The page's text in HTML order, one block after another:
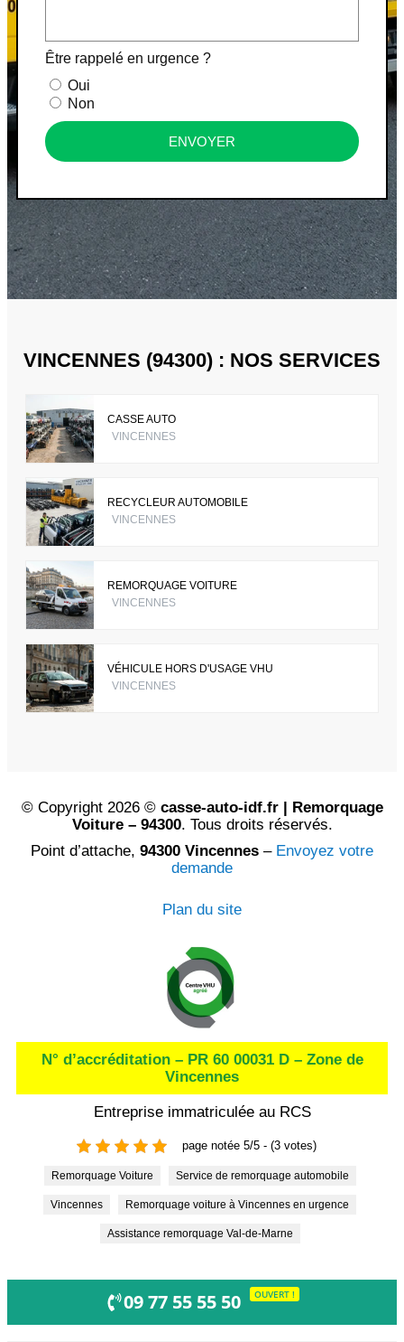
Être rappelé en urgence ?
Oui
Non
ENVOYER
VINCENNES (94300) : NOS SERVICES
CASSE AUTO
VINCENNES
RECYCLEUR AUTOMOBILE
VINCENNES
REMORQUAGE VOITURE
VINCENNES
VÉHICULE HORS D'USAGE VHU
VINCENNES
© Copyright 2026 © casse-auto-idf.fr | Remorquage
Voiture – 94300. Tous droits réservés.
Point d’attache, 94300 Vincennes – Envoyez votre
demande
Plan du site
N° d’accréditation – PR 60 00031 D – Zone de
Vincennes
Entreprise immatriculée au RCS
page notée 5/5 - (3 votes)
Remorquage Voiture Service de remorquage automobile
Vincennes Remorquage voiture à Vincennes en urgence
Assistance remorquage Val-de-Marne
09 77 55 55 50 OUVERT !